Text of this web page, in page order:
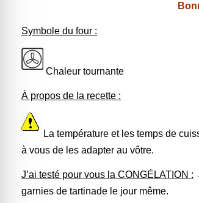
Symbole du four :
Chaleur tournante
À propos de la recette :
La température et les temps de
à vous de les adapter au vôtre.
J’ai testé pour vous la CONGÉLATION :
garnies de tartinade le jour même.